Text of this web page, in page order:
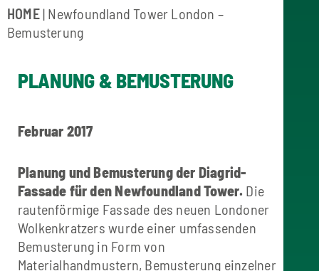
HOME| Newfoundland Tower London –
Bemusterung
PLANUNG & BEMUSTERUNG
Februar 2017
Planung und Bemusterung der Diagrid-
Fassade für den Newfoundland Tower. Die
rautenförmige Fassade des neuen Londoner
Wolkenkratzers wurde einer umfassenden
Bemusterung in Form von
Materialhandmustern, Bemusterung einzelner